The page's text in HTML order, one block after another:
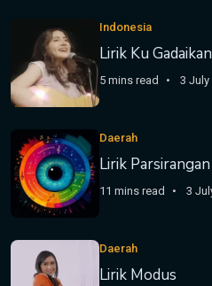
Indonesia
Lirik Ku
5 mins read 3 July
Daerah
Lirik Parsirangan
11 mins read 3
Daerah
Lirik Modus